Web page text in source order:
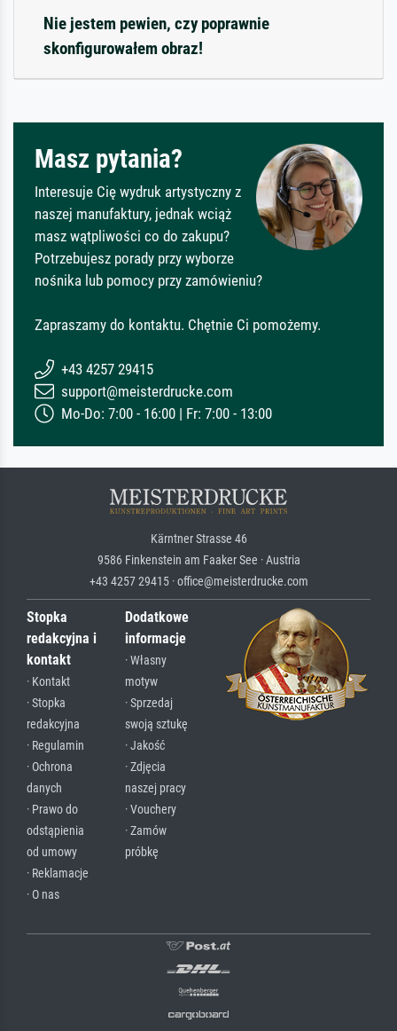
Nie jestem pewien, czy poprawnie
skonfigurowałem obraz!
Masz pytania?
Interesuje Cię wydruk artystyczny z
naszej manufaktury, jednak wciąż
masz wątpliwości co do zakupu?
Potrzebujesz porady przy wyborze
nośnika lub pomocy przy zamówieniu?
Zapraszamy do kontaktu. Chętnie Ci pomożemy.
+43 4257 29415
support@meisterdrucke.com
Mo-Do: 7:00 - 16:00 | Fr: 7:00 - 13:00
Kärntner Strasse 46
9586 Finkenstein am Faaker See · Austria
+43 4257 29415 · office@meisterdrucke.com
Stopka
redakcyjna i
kontakt
· Kontakt
· Stopka
redakcyjna
· Regulamin
· Ochrona
danych
· Prawo do
odstąpienia
od umowy
· Reklamacje
· O nas
Dodatkowe
informacje
· Własny
motyw
· Sprzedaj
swoją sztukę
· Jakość
· Zdjęcia
naszej pracy
· Vouchery
· Zamów
próbkę